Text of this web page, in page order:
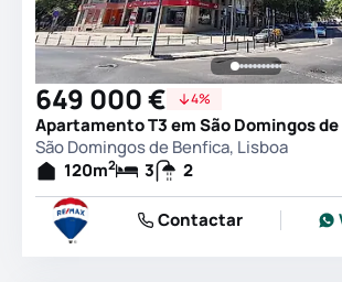
649 000 € 4%
São Domingos de Benfica, Lisboa
120m2 3 2
Contactar